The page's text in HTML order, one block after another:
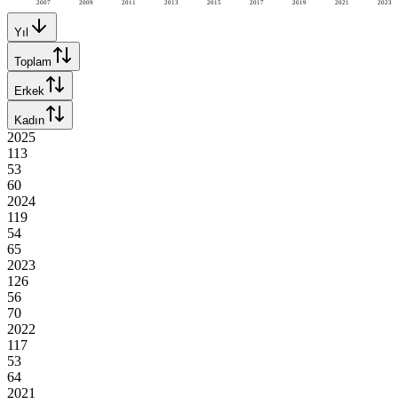
2007 2009 2011 2013 2015 2017 2019 2021 2023
Yıl
Toplam
Erkek
Kadın
2025
113
53
60
2024
119
54
65
2023
126
56
70
2022
117
53
64
2021